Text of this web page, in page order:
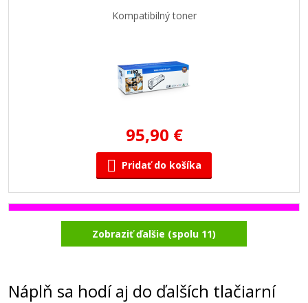
Kompatibilný toner
95,90 €
Pridať do košíka
Ricoh 406481 (Purpurový)
Zobraziť ďalšie (spolu 11)
Náplň sa hodí aj do ďalších tlačiarní